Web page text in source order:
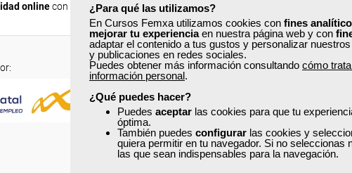
¿Para qué las utilizamos?
En Cursos Femxa utilizamos cookies con fines
mejorar tu experienciaen nuestra página web y con
adaptar el contenido a tus gustos y personalizar
y publicaciones en redes sociales.
Puedes obtener más información consultando cómo
información personal.
¿Qué puedes hacer?
Puedes aceptar las cookies para que tu
óptima.
También puedes configurar las cookies y
quiera permitir en tu navegador. Si no seleccionas
las que sean indispensables para la navegación.
onlinecon una duración de 60 horas.